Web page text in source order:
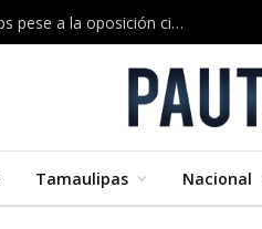
Musk construirá en Texas una megaplanta de chips pese a la oposición ciudadana
Tamaulipas Nacional